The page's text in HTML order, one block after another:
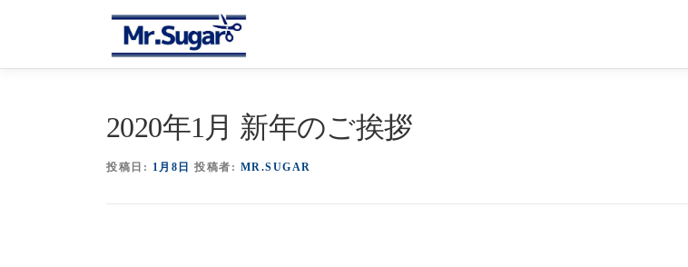
ン
2020年1月 新年のご挨拶
投稿日: 1月8日 投稿者: MR.SUGAR